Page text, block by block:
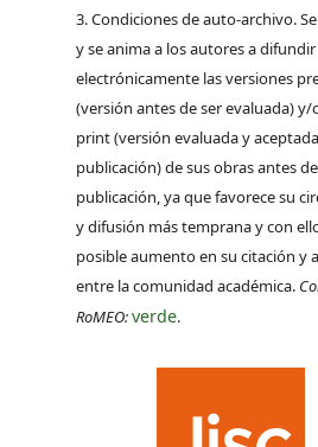
3. Condiciones de auto-archivo.
y se anima a los autores a difundir
electrónicamente las versiones
(versión antes de ser evaluada) y/
print (versión evaluada y
publicación) de sus obras antes
publicación, ya que favorece su
y difusión más temprana y con
posible aumento en su citación y
entre la comunidad académica.
RoMEO:verde.